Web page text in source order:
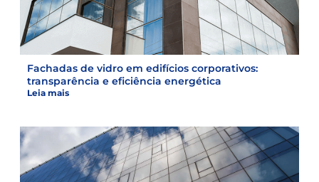
Fachadas de vidro em edifícios corporativos:
transparência e eficiência energética
Leia mais